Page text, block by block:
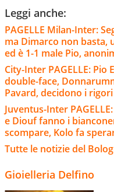
Leggi anche:
PAGELLE Milan-Inter:
ma Dimarco non basta,
ed è 1-1 male Pio,
City-Inter PAGELLE:
double-face,
Pavard, decidono i rigori
Juventus-Inter
e Diouf fanno i
scompare, Kolo fa
Tutte le notizie del
Gioielleria Delfino